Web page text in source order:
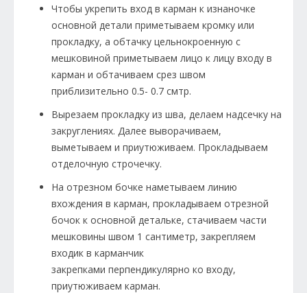
Чтобы укрепить вход в карман к изнаночке
основной детали приметываем кромку или
прокладку, а обтачку цельнокроенную с
мешковиной приметываем лицо к лицу входу в
карман и обтачиваем срез швом
приблизительно 0.5- 0.7 смтр.
Вырезаем прокладку из шва, делаем надсечку на
закруглениях. Далее выворачиваем,
выметываем и приутюживаем. Прокладываем
отделочную строчечку.
На отрезном бочке наметываем линию
вхождения в карман, прокладываем отрезной
бочок к основной детальке, стачиваем части
мешковины швом 1 сантиметр, закрепляем
входик в карманчик
закрепками перпендикулярно ко входу,
приутюживаем карман.